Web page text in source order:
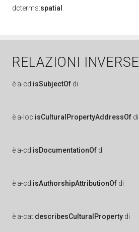
dcterms:spatial
RELAZIONI INVERSE
è a-cd:isSubjectOf di
è a-loc:isCulturalPropertyAddressOf di
è a-cd:isDocumentationOf di
è a-cd:isAuthorshipAttributionOf di
è a-cat:describesCulturalProperty di